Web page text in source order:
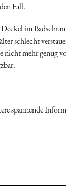
Fall.
im
schlecht
mehr genug
spannende